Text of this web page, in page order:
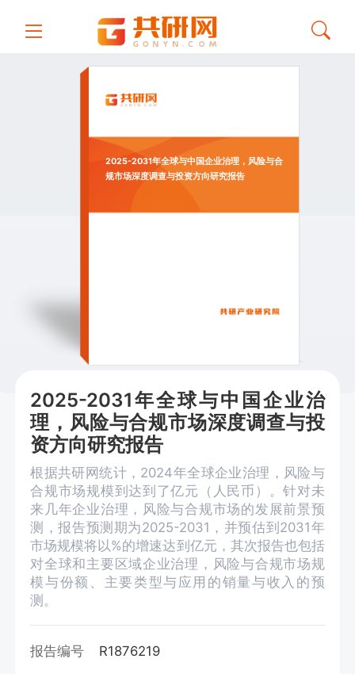
2025-2031年全球与中国企业治理，风险与合
规市场深度调查与投资方向研究报告
2025-2031年全球与中国企业治
理，风险与合规市场深度调查与投
资方向研究报告
根据共研网统计，2024年全球企业治理，风险与
合规市场规模到达到了亿元（人民币）。针对未
来几年企业治理，风险与合规市场的发展前景预
测，报告预测期为2025-2031，并预估到2031年
市场规模将以%的增速达到亿元，其次报告也包括
对全球和主要区域企业治理，风险与合规市场规
模与份额、主要类型与应用的销量与收入的预
测。
报告编号 R1876219